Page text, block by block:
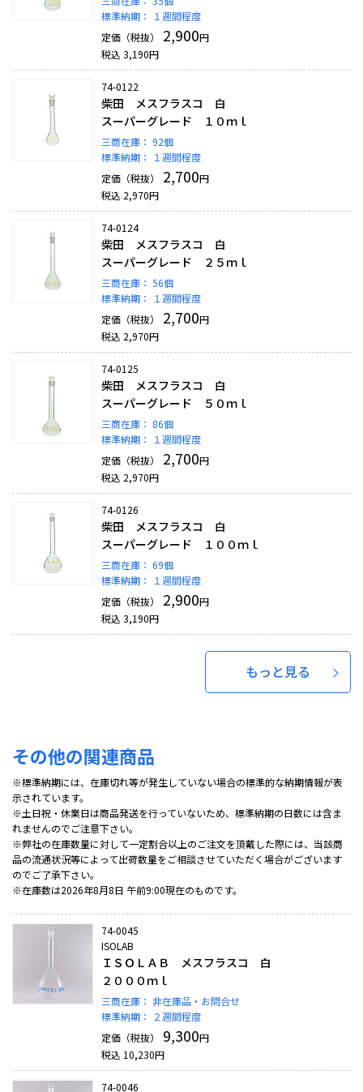
標準納期：
１週間程度
定価（税抜）
2,900円
税込 3,190円
74-0122
柴田 メスフラスコ 白
スーパーグレード １０ｍｌ
三商在庫： 92個
標準納期：
１週間程度
定価（税抜）
2,700円
税込 2,970円
74-0124
柴田 メスフラスコ 白
スーパーグレード ２５ｍｌ
三商在庫： 56個
標準納期：
１週間程度
定価（税抜）
2,700円
税込 2,970円
74-0125
柴田 メスフラスコ 白
スーパーグレード ５０ｍｌ
三商在庫： 86個
標準納期：
１週間程度
定価（税抜）
2,700円
税込 2,970円
74-0126
柴田 メスフラスコ 白
スーパーグレード １００ｍｌ
三商在庫： 69個
標準納期：
１週間程度
定価（税抜）
2,900円
税込 3,190円
もっと見る
その他の関連商品
※標準納期には、在庫切れ等が発生していない場合の標準的な納期情報が表
示されています。
※土日祝・休業日は商品発送を行っていないため、標準納期の日数には含ま
れませんのでご注意下さい。
※弊社の在庫数量に対して一定割合以上のご注文を頂戴した際には、当該商
品の流通状況等によって出荷数量をご相談させていただく場合がございます
のでご了承下さい。
※在庫数は2026年8月8日 午前9:00現在のものです。
74-0045
ISOLAB
ＩＳＯＬＡＢ メスフラスコ 白
２０００ｍｌ
三商在庫： 非在庫品・お問合せ
標準納期：
２週間程度
定価（税抜）
9,300円
税込 10,230円
74-0046